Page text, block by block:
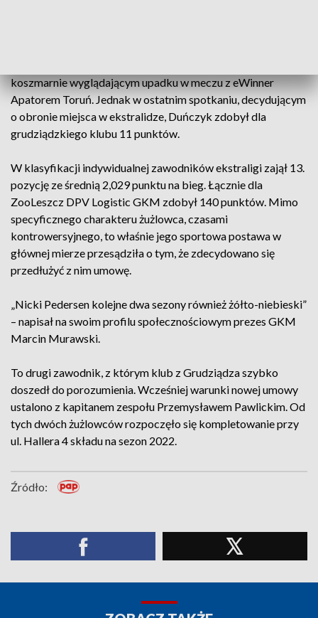
koszmarnie wyglądającym upadku w meczu z eWinner
Apatorem Toruń. Jednak w ostatnim spotkaniu, decydującym
o obronie miejsca w ekstralidze, Duńczyk zdobył dla
grudziądzkiego klubu 11 punktów.
W klasyfikacji indywidualnej zawodników ekstraligi zajął 13.
pozycję ze średnią 2,029 punktu na bieg. Łącznie dla
ZooLeszcz DPV Logistic GKM zdobył 140 punktów. Mimo
specyficznego charakteru żużlowca, czasami
kontrowersyjnego, to właśnie jego sportowa postawa w
głównej mierze przesądziła o tym, że zdecydowano się
przedłużyć z nim umowę.
„Nicki Pedersen kolejne dwa sezony również żółto-niebieski”
– napisał na swoim profilu społecznościowym prezes GKM
Marcin Murawski.
To drugi zawodnik, z którym klub z Grudziądza szybko
doszedł do porozumienia. Wcześniej warunki nowej umowy
ustalono z kapitanem zespołu Przemysławem Pawlickim. Od
tych dwóch żużlowców rozpoczęło się kompletowanie przy
ul. Hallera 4 składu na sezon 2022.
Źródło: